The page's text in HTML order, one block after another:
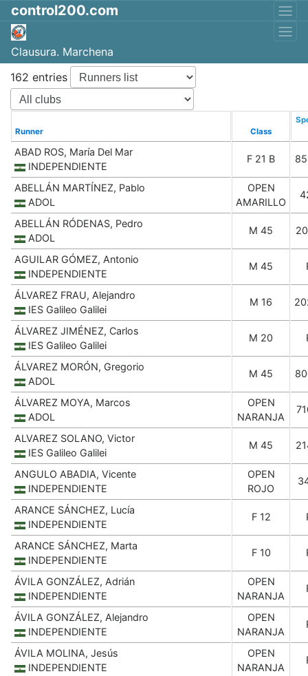
control200.com
Clausura. Marchena
162 entries
Runner Class
ABAD ROS, María Del Mar
INDEPENDIENTE
F 21 B
ABELLÁN MARTÍNEZ, Pablo
ADOL
OPEN
AMARILLO
ABELLÁN RÓDENAS, Pedro
ADOL
M 45
AGUILAR GÓMEZ, Antonio
INDEPENDIENTE
M 45
ÁLVAREZ FRAU, Alejandro
IES Galileo Galilei
M 16
ÁLVAREZ JIMÉNEZ, Carlos
IES Galileo Galilei
M 20
ÁLVAREZ MORÓN, Gregorio
ADOL
M 45
ÁLVAREZ MOYA, Marcos
ADOL
OPEN
NARANJA
ALVAREZ SOLANO, Victor
IES Galileo Galilei
M 45
ANGULO ABADIA, Vicente
INDEPENDIENTE
OPEN
ROJO
ARANCE SÁNCHEZ, Lucía
INDEPENDIENTE
F 12
ARANCE SÁNCHEZ, Marta
INDEPENDIENTE
F 10
ÁVILA GONZÁLEZ, Adrián
INDEPENDIENTE
OPEN
NARANJA
ÁVILA GONZÁLEZ, Alejandro
INDEPENDIENTE
OPEN
NARANJA
ÁVILA MOLINA, Jesús
INDEPENDIENTE
OPEN
NARANJA